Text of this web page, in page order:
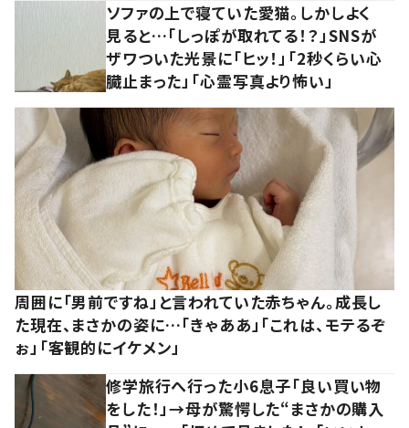
ソファの上で寝ていた愛猫。しかしよく
見ると…「しっぽが取れてる！？」SNSが
ザワついた光景に「ヒッ！」「2秒くらい心
臓止まった」「心霊写真より怖い」
周囲に「男前ですね」と言われていた赤ちゃん。成長し
た現在、まさかの姿に…「きゃああ」「これは、モテるぞ
ぉ」「客観的にイケメン」
修学旅行へ行った小6息子「良い買い物
をした！」→母が驚愕した“まさかの購入